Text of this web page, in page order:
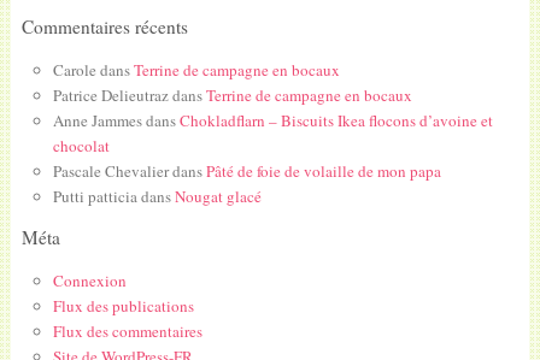
Commentaires récents
Carole dansTerrine de campagne en bocaux
Patrice DelieutrazdansTerrine de campagne en bocaux
Anne JammesdansChokladflarn – Biscuits Ikea flocons d’avoine et
chocolat
Pascale ChevalierdansPâté de foie de volaille de mon papa
Putti patticiadansNougat glacé
Méta
Connexion
Flux des publications
Flux des commentaires